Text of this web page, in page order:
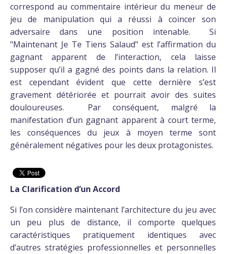
correspond au commentaire intérieur du meneur de
jeu de manipulation qui a réussi à coincer son
adversaire dans une position intenable. Si
"Maintenant Je Te Tiens Salaud" est l’affirmation du
gagnant apparent de l’interaction, cela laisse
supposer qu’il a gagné des points dans la relation. Il
est cependant évident que cette dernière s’est
gravement détériorée et pourrait avoir des suites
douloureuses. Par conséquent, malgré la
manifestation d’un gagnant apparent à court terme,
les conséquences du jeux à moyen terme sont
généralement négatives pour les deux protagonistes.
La Clarification d’un Accord
Si l’on considère maintenant l’architecture du jeu avec
un peu plus de distance, il comporte quelques
caractéristiques pratiquement identiques avec
d’autres stratégies professionnelles et personnelles